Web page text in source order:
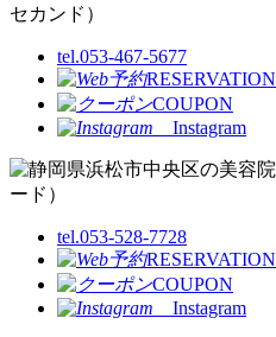
tel.053-467-5677
RESERVATION
COUPON
Instagram
tel.053-528-7728
RESERVATION
COUPON
Instagram